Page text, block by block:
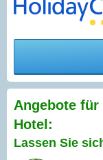
Angebote
Hotel:
Lassen Sie